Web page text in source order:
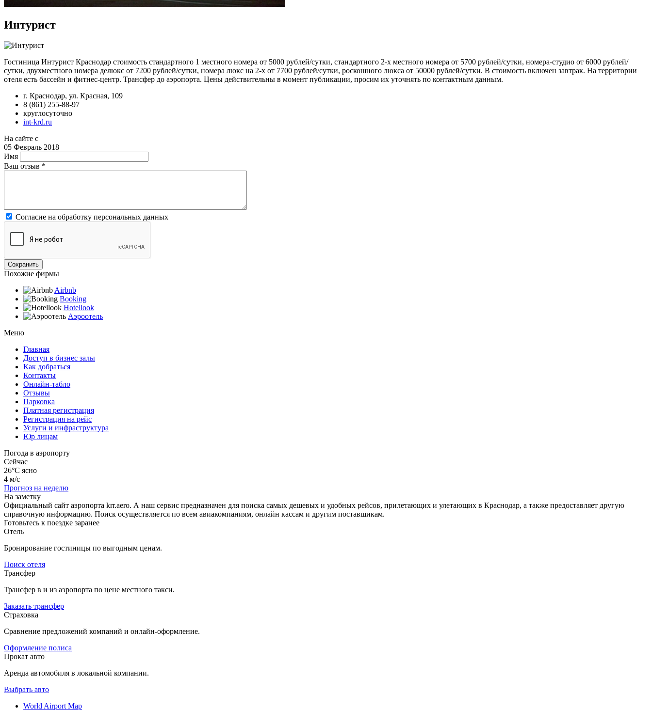
Интурист
Гостиница Интурист Краснодар стоимость стандартного 1 местного номера от 5000 рублей/сутки, стандартного 2-х местного номера от 5700 рублей/сутки, номера-студио от 6000 рублей/
сутки, двухместного номера делюкс от 7200 рублей/сутки, номера люкс на 2-х от 7700 рублей/сутки, роскошного люкса от 50000 рублей/сутки. В стоимость включен завтрак. На территории
отеля есть бассейн и фитнес-центр. Трансфер до аэропорта. Цены действительны в момент публикации, просим их уточнять по контактным данным.
г. Краснодар, ул. Красная, 109
8 (861) 255-88-97
круглосуточно
int-krd.ru
На сайте с
05 Февраль 2018
Имя
Ваш отзыв *
Согласие на обработку персональных данных
Похожие фирмы
Airbnb
Booking
Hotellook
Аэроотель
Меню
Главная
Доступ в бизнес залы
Как добраться
Контакты
Онлайн-табло
Отзывы
Парковка
Платная регистрация
Регистрация на рейс
Услуги и инфраструктура
Юр лицам
Погода в аэропорту
Сейчас
26°C ясно
4 м/с
Прогноз на неделю
На заметку
Официальный сайт аэропорта krr.aero. А наш сервис предназначен для поиска самых дешевых и удобных рейсов, прилетающих и улетающих в Краснодар, а также предоставляет другую
справочную информацию. Поиск осуществляется по всем авиакомпаниям, онлайн кассам и другим поставщикам.
Готовьтесь к поездке заранее
Отель
Бронирование гостиницы по выгодным ценам.
Поиск отеля
Трансфер
Трансфер в и из аэропорта по цене местного такси.
Заказать трансфер
Страховка
Сравнение предложений компаний и онлайн-оформление.
Оформление полиса
Прокат авто
Аренда автомобиля в локальной компании.
Выбрать авто
World Airport Map